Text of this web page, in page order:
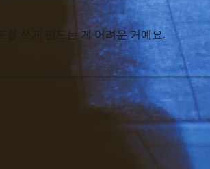
를 쓰게 만드는 게 어려운 거예요.